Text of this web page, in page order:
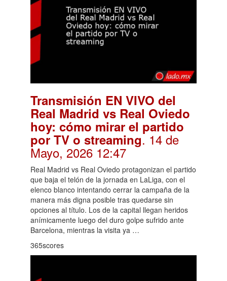
Transmisión EN VIVO del
Real Madrid vs Real Oviedo
hoy: cómo mirar el partido
por TV o streaming. 14 de
Mayo, 2026 12:47
Real Madrid vs Real Oviedo protagonizan el partido
que baja el telón de la jornada en LaLiga, con el
elenco blanco intentando cerrar la campaña de la
manera más digna posible tras quedarse sin
opciones al título. Los de la capital llegan heridos
anímicamente luego del duro golpe sufrido ante
Barcelona, mientras la visita ya …
365scores